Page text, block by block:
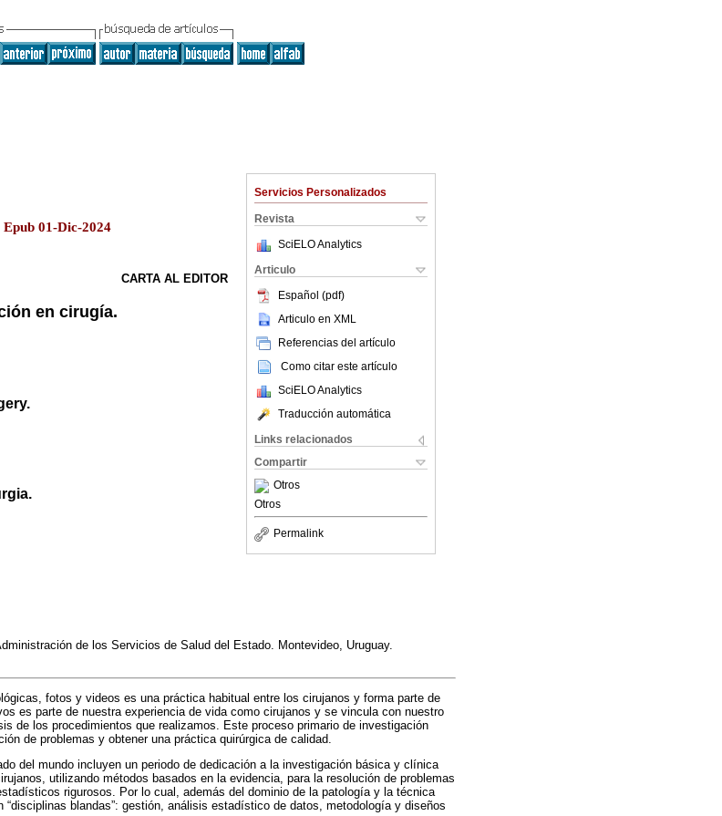
Servicios Personalizados
Revista
SciELO Analytics
Articulo
Español (pdf)
Articulo en XML
Referencias del artículo
Como citar este artículo
SciELO Analytics
Traducción automática
Links relacionados
Compartir
Otros
Otros
Permalink
01-Dic-2024
CARTA AL EDITOR
en cirugía.
de los Servicios de Salud del Estado. Montevideo, Uruguay.
fotos y videos es una práctica habitual entre los cirujanos y forma parte de
es parte de nuestra experiencia de vida como cirujanos y se vincula con nuestro
de los procedimientos que realizamos. Este proceso primario de investigación
de problemas y obtener una práctica quirúrgica de calidad.
del mundo incluyen un periodo de dedicación a la investigación básica y clínica
utilizando métodos basados en la evidencia, para la resolución de problemas
rigurosos. Por lo cual, además del dominio de la patología y la técnica
blandas”: gestión, análisis estadístico de datos, metodología y diseños